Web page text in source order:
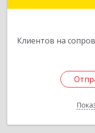
Клиентов на